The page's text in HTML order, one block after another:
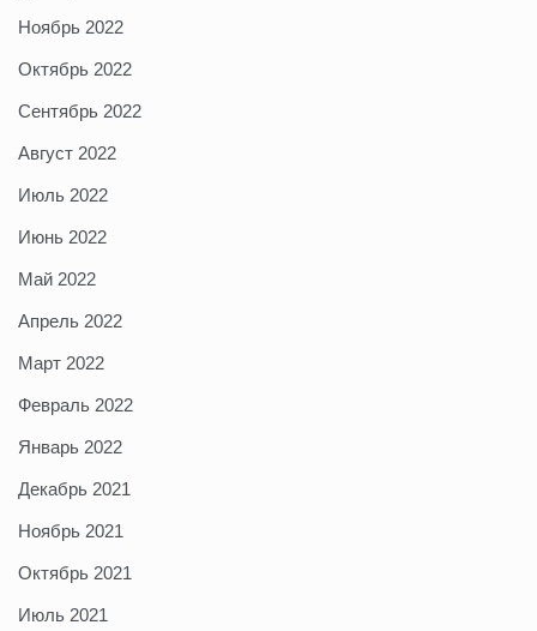
Ноябрь 2022
Октябрь 2022
Сентябрь 2022
Август 2022
Июль 2022
Июнь 2022
Май 2022
Апрель 2022
Март 2022
Февраль 2022
Январь 2022
Декабрь 2021
Ноябрь 2021
Октябрь 2021
Июль 2021